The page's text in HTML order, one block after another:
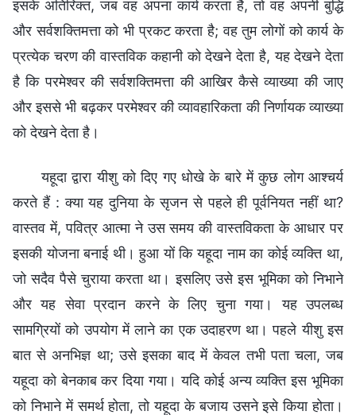
इसके अतिरिक्त, जब वह अपना कार्य करता है, तो वह अपनी बुद्धि
और सर्वशक्तिमत्ता को भी प्रकट करता है; वह तुम लोगों को कार्य के
प्रत्येक चरण की वास्तविक कहानी को देखने देता है, यह देखने देता
है कि परमेश्वर की सर्वशक्तिमत्ता की आखिर कैसे व्याख्या की जाए
और इससे भी बढ़कर परमेश्वर की व्यावहारिकता की निर्णायक व्याख्या
को देखने देता है।
यहूदा द्वारा यीशु को दिए गए धोखे के बारे में कुछ लोग आश्चर्य
करते हैं : क्या यह दुनिया के सृजन से पहले ही पूर्वनियत नहीं था?
वास्तव में, पवित्र आत्मा ने उस समय की वास्तविकता के आधार पर
इसकी योजना बनाई थी। हुआ यों कि यहूदा नाम का कोई व्यक्ति था,
जो सदैव पैसे चुराया करता था। इसलिए उसे इस भूमिका को निभाने
और यह सेवा प्रदान करने के लिए चुना गया। यह उपलब्ध
सामग्रियों को उपयोग में लाने का एक उदाहरण था। पहले यीशु इस
बात से अनभिज्ञ था; उसे इसका बाद में केवल तभी पता चला, जब
यहूदा को बेनकाब कर दिया गया। यदि कोई अन्य व्यक्ति इस भूमिका
को निभाने में समर्थ होता, तो यहूदा के बजाय उसने इसे किया होता।